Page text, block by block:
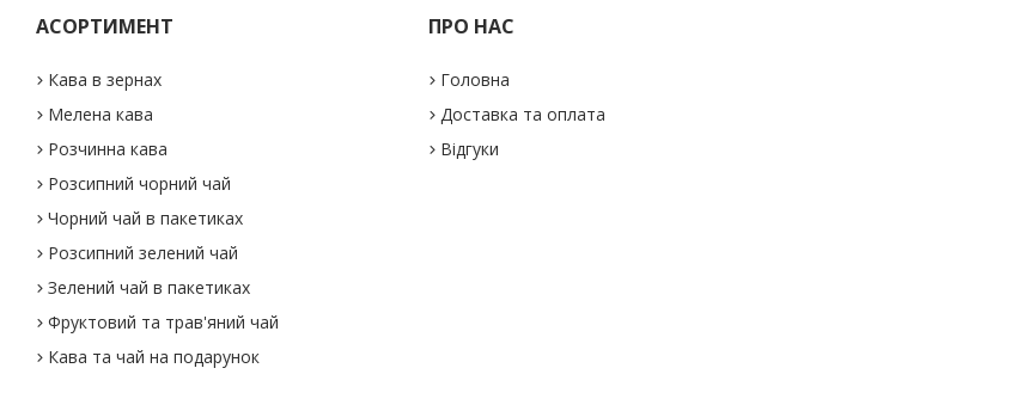
АСОРТИМЕНТ
Кава в зернах
Мелена кава
Розчинна кава
Розсипний чорний чай
Чорний чай в пакетиках
Розсипний зелений чай
Зелений чай в пакетиках
Фруктовий та трав'яний чай
Кава та чай на подарунок
ПРО НАС
Головна
Доставка та оплата
Відгуки